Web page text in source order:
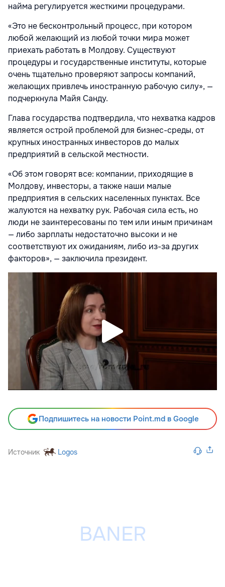
найма регулируется жесткими процедурами.
«Это не бесконтрольный процесс, при котором
любой желающий из любой точки мира может
приехать работать в Молдову. Существуют
процедуры и государственные институты, которые
очень тщательно проверяют запросы компаний,
желающих привлечь иностранную рабочую силу», —
подчеркнула Майя Санду.
Глава государства подтвердила, что нехватка кадров
является острой проблемой для бизнес-среды, от
крупных иностранных инвесторов до малых
предприятий в сельской местности.
«Об этом говорят все: компании, приходящие в
Молдову, инвесторы, а также наши малые
предприятия в сельских населенных пунктах. Все
жалуются на нехватку рук. Рабочая сила есть, но
люди не заинтересованы по тем или иным причинам
— либо зарплаты недостаточно высоки и не
соответствуют их ожиданиям, либо из-за других
факторов», — заключила президент.
Подпишитесь на новости Point.md в Google
Источник Logos